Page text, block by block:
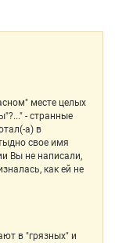
месте целых
- странные
а) в
свое имя
Вы не написали,
как ей не
в "грязных" и